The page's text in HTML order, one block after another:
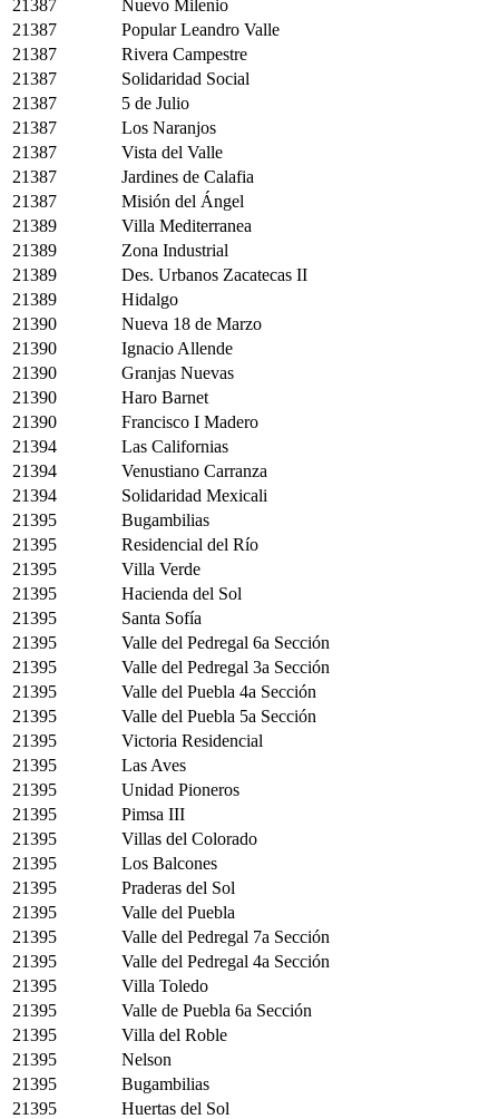
21387
Nuevo Milenio
21387
Popular Leandro Valle
21387
Rivera Campestre
21387
Solidaridad Social
21387
5 de Julio
21387
Los Naranjos
21387
Vista del Valle
21387
Jardines de Calafia
21387
Misión del Ángel
21389
Villa Mediterranea
21389
Zona Industrial
21389
Des. Urbanos Zacatecas II
21389
Hidalgo
21390
Nueva 18 de Marzo
21390
Ignacio Allende
21390
Granjas Nuevas
21390
Haro Barnet
21390
Francisco I Madero
21394
Las Californias
21394
Venustiano Carranza
21394
Solidaridad Mexicali
21395
Bugambilias
21395
Residencial del Río
21395
Villa Verde
21395
Hacienda del Sol
21395
Santa Sofía
21395
Valle del Pedregal 6a Sección
21395
Valle del Pedregal 3a Sección
21395
Valle del Puebla 4a Sección
21395
Valle del Puebla 5a Sección
21395
Victoria Residencial
21395
Las Aves
21395
Unidad Pioneros
21395
Pimsa III
21395
Villas del Colorado
21395
Los Balcones
21395
Praderas del Sol
21395
Valle del Puebla
21395
Valle del Pedregal 7a Sección
21395
Valle del Pedregal 4a Sección
21395
Villa Toledo
21395
Valle de Puebla 6a Sección
21395
Villa del Roble
21395
Nelson
21395
Bugambilias
21395
Huertas del Sol